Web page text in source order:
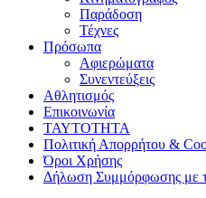
Παράδοση
Τέχνες
Πρόσωπα
Αφιερώματα
Συνεντεύξεις
Αθλητισμός
Επικοινωνία
ΤΑΥΤΟΤΗΤΑ
Πολιτική Απορρήτου &
Όροι Χρήσης
Δήλωση Συμμόρφωσης με